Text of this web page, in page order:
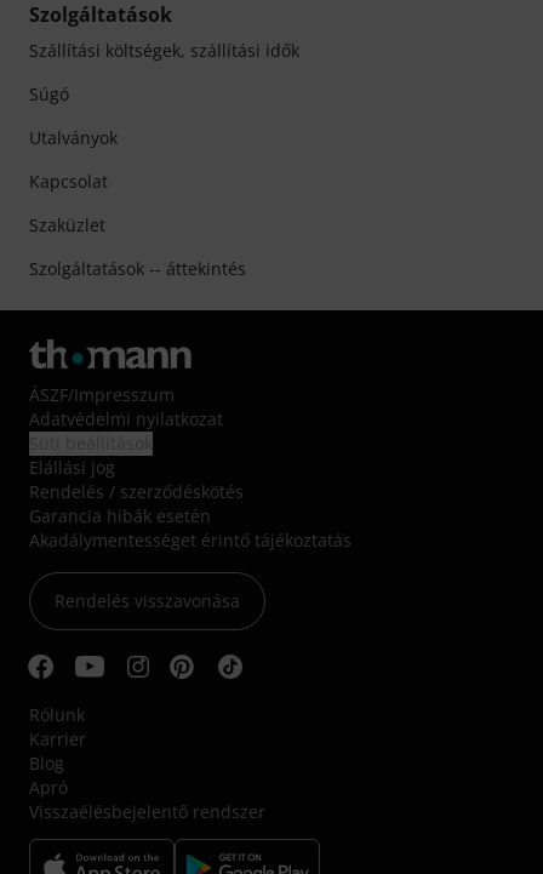
Szolgáltatások
Szállítási költségek, szállítási idők
Súgó
Utalványok
Kapcsolat
Szaküzlet
Szolgáltatások -- áttekintés
ÁSZF/Impresszum
Adatvédelmi nyilatkozat
Elállási jog
Rendelés / szerződéskötés
Garancia hibák esetén
Akadálymentességet érintő tájékoztatás
Rendelés visszavonása
Rólunk
Karrier
Blog
Apró
Visszaélésbejelentő rendszer